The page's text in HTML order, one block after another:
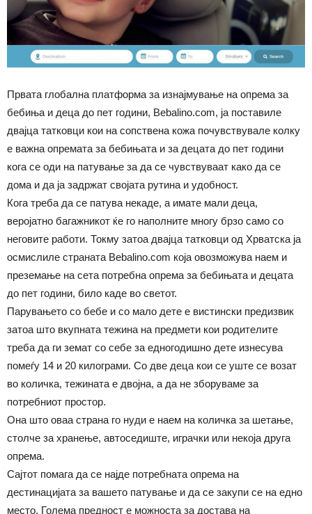
Првата глобална платформа за изнајмување на опрема за
бебиња и деца до пет години, Bebalino.com, ја поставиле
двајца татковци кои на сопствена кожа почувствувале колку
е важна опремата за бебињата и за децата до пет години
кога се оди на патување за да се чувствуваат како да се
дома и да ја задржат својата рутина и удобност.
Кога треба да се патува некаде, а имате мали деца,
веројатно багажникот ќе го наполните многу брзо само со
неговите работи. Токму затоа двајца татковци од Хрватска ја
осмислиле страната Bebalino.com која овозможува наем и
преземање на сета потребна опрема за бебињата и децата
до пет години, било каде во светот.
Парувањето со бебе и со мало дете е вистински предизвик
затоа што вкупната тежина на предмети кои родителите
треба да ги земат со себе за едногодишно дете изнесува
помеѓу 14 и 20 килограми. Со две деца кои се уште се возат
во количка, тежината е двојна, а да не зборуваме за
потребниот простор.
Она што оваа страна го нуди е наем на количка за шетање,
столче за хранење, автоседиште, играчки или некоја друга
опрема.
Сајтот помага да се најде потребната опрема на
дестинацијата за вашето патување и да се закупи се на едно
место. Голема предност е можноста за достава на